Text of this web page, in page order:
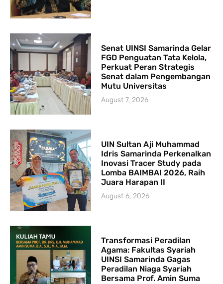
Senat UINSI Samarinda Gelar
FGD Penguatan Tata Kelola,
Perkuat Peran Strategis
Senat dalam Pengembangan
Mutu Universitas
August 7, 2026
UIN Sultan Aji Muhammad
Idris Samarinda Perkenalkan
Inovasi Tracer Study pada
Lomba BAIMBAI 2026, Raih
Juara Harapan II
August 6, 2026
Transformasi Peradilan
Agama: Fakultas Syariah
UINSI Samarinda Gagas
Peradilan Niaga Syariah
Bersama Prof. Amin Suma